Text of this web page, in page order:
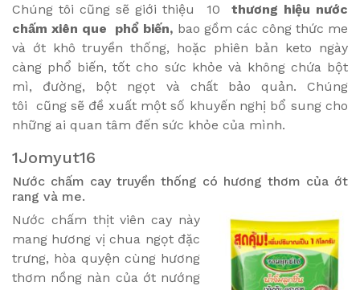
Chúng tôicũng sẽ giới thiệu 10
thương hiệu nước
chấm xiên que phổ biến, bao gồm các công thức me
và ớt khô truyền thống, hoặc phiên bản keto ngày
càng phổ biến, tốt cho sức khỏe và không chứa bột
mì, đường, bột ngọt và chất bảo quản. Chúng
tôi cũng sẽ đề xuất một số khuyến nghị bổ sung cho
những ai quan tâm đến sức khỏe của mình.
1Jomyut16
Nước chấm cay truyền thống có hương thơm của ớt
rang và me.
Nước chấm thịt viên cay này
mang hương vị chua ngọt đặc
trưng, hòa quyện cùng hương
thơm nồng nàn của ớt nướng